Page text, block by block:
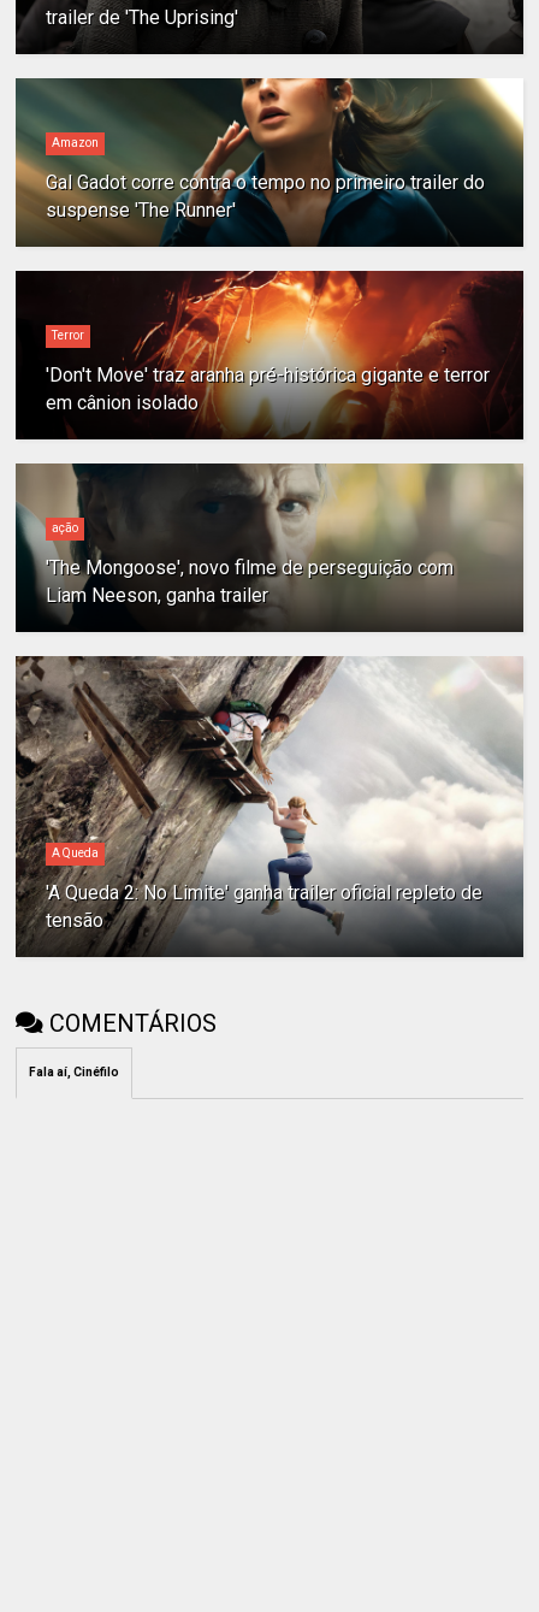
trailer de 'The Uprising'
Amazon
Gal Gadot corre contra o tempo no primeiro trailer do
suspense 'The Runner'
Terror
'Don't Move' traz aranha pré-histórica gigante e terror
em cânion isolado
ação
'The Mongoose', novo filme de perseguição com
Liam Neeson, ganha trailer
A Queda
'A Queda 2: No Limite' ganha trailer oficial repleto de
tensão
COMENTÁRIOS
Fala aí, Cinéfilo